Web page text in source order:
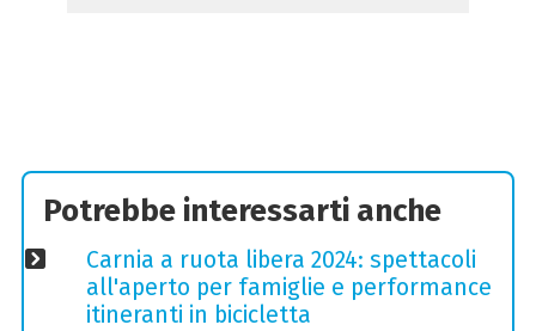
Potrebbe interessarti anche
Carnia a ruota libera 2024: spettacoli
all'aperto per famiglie e performance
itineranti in bicicletta